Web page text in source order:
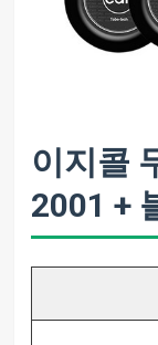
이지콜
2001 +